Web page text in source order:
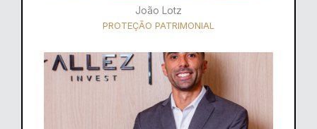
João Lotz
PROTEÇÃO PATRIMONIAL